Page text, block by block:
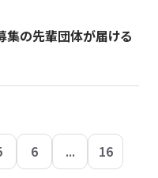
集の先輩団体が届ける
6 ... 16